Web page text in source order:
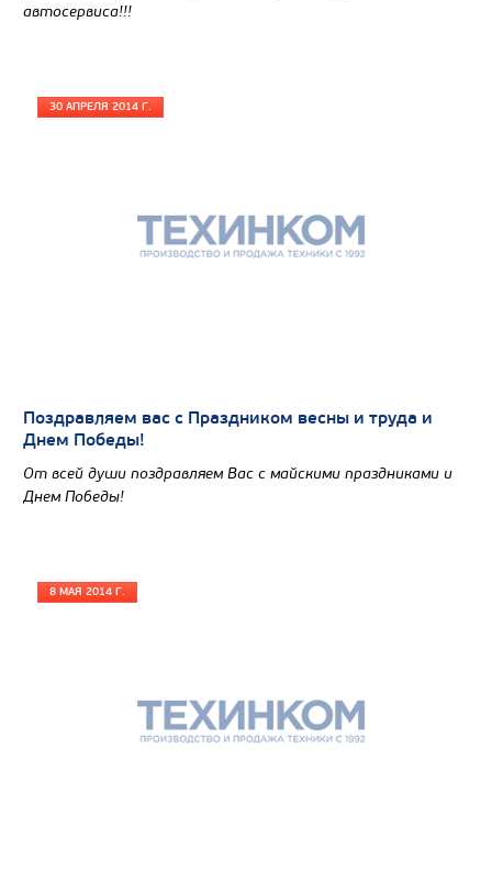
автосервиса!!!
30 АПРЕЛЯ 2014 Г.
Поздравляем вас с Праздником весны и труда и
Днем Победы!
От всей души поздравляем Вас с майскими праздниками и
Днем Победы!
8 МАЯ 2014 Г.